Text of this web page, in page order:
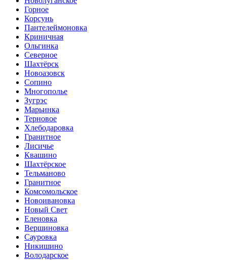
Горное
Корсунь
Пантелеймоновка
Криничная
Ольгинка
Cеверное
Шахтёрск
Новоазовск
Сопино
Многополье
Зугрэс
Марьинка
Терновое
Хлебодаровка
Гранитное
Лисичье
Квашино
Шахтёрское
Тельманово
Гранитное
Комсомольское
Новоивановка
Новый Свет
Еленовка
Вершиновка
Сауровка
Никишино
Володарское